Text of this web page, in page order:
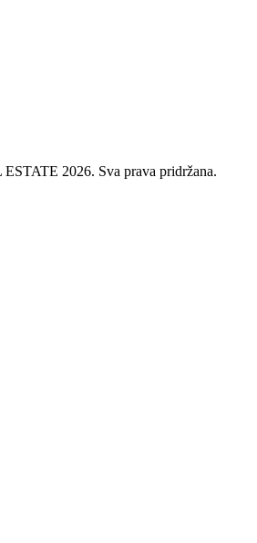
2026. Sva prava pridržana.